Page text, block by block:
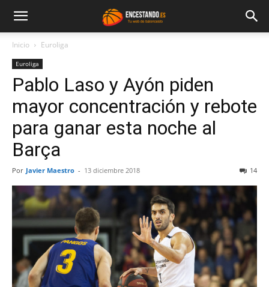
Inicio Euroliga
Euroliga
Pablo Laso y Ayón piden
mayor concentración y rebote
para ganar esta noche al
Barça
Por Javier Maestro - 13 diciembre 2018 14